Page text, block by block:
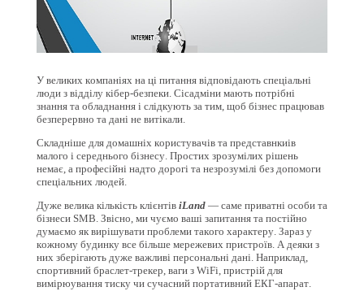
У великих компаніях на ці питання відповідають спеціальні
люди з відділу кібер-безпеки. Сісадміни мають потрібні
знання та обладнання і слідкують за тим, щоб бізнес працював
безперервно та дані не витікали.
Складніше для домашніх користувачів та представнкиів
малого і середнього бізнесу. Простих зрозумілих рішень
немає, а професійні надто дорогі та незрозумілі без допомоги
спеціальних людей.
Дуже велика кількість клієнтів iLand— саме приватні особи та
бізнеси SMB. Звісно, ми чуємо ваші запитання та постійно
думаємо як вирішувати проблеми такого характеру. Зараз у
кожному будинку все більше мережевих пристроїв. А деяки з
них зберігають дуже важливі персональні дані. Наприклад,
спортивний браслет-трекер, ваги з WiFi, пристрій для
вимірюування тиску чи сучасний портативний ЕКГ-апарат.